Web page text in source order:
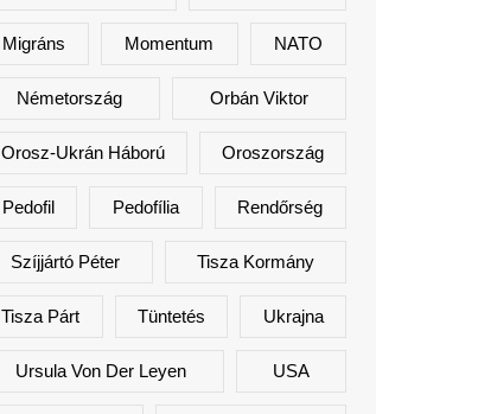
Migráns Momentum NATO
Németország Orbán Viktor
Orosz-Ukrán Háború Oroszország
Pedofil Pedofília Rendőrség
Szíjjártó Péter Tisza Kormány
Tisza Párt Tüntetés Ukrajna
Ursula Von Der Leyen USA